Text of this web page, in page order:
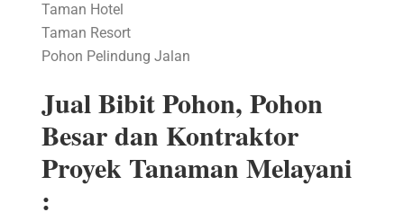
Taman Hotel
Taman Resort
Pohon Pelindung Jalan
Jual Bibit Pohon, Pohon
Besar dan Kontraktor
Proyek Tanaman Melayani
: